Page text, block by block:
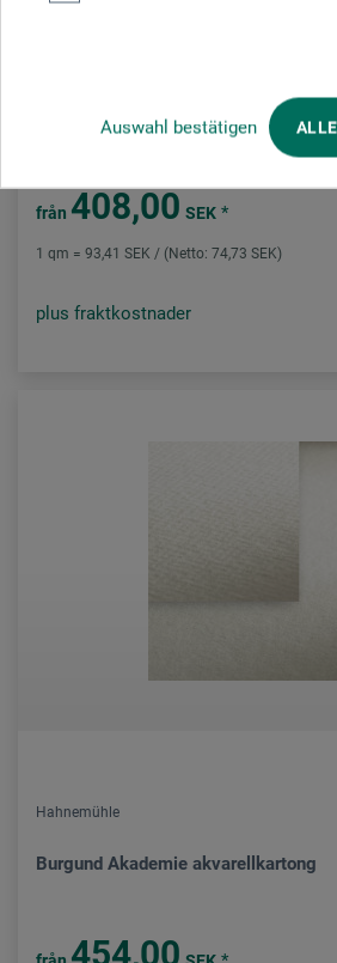
Auswahl bestätigen
Handgjord koppartryckskartong
från 408,00 SEK *
1 qm = 93,41 SEK / (Netto: 74,73 SEK)
plus fraktkostnader
Hahnemühle
Burgund Akademie akvarellkartong
454,00